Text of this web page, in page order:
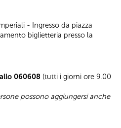
- Ingresso da piazza
biglietteria presso la
060608 (tutti i giorni ore 9.00
possono aggiungersi anche